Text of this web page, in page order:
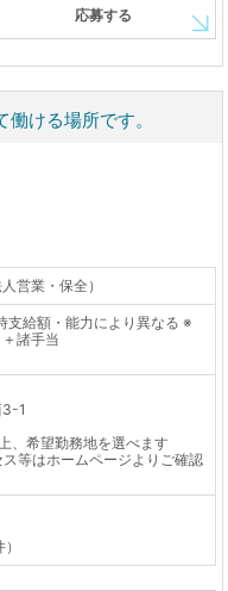
応募する
働ける場所です。
営業・保全）
支給額・能力により異なる ※
諸手当
3-1
、希望勤務地を選べます
等はホームページよりご確認